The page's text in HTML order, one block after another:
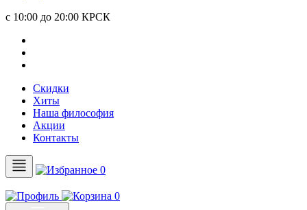
c 10:00 до 20:00 КРСК
Скидки
Хиты
Наша философия
Акции
Контакты
0
0